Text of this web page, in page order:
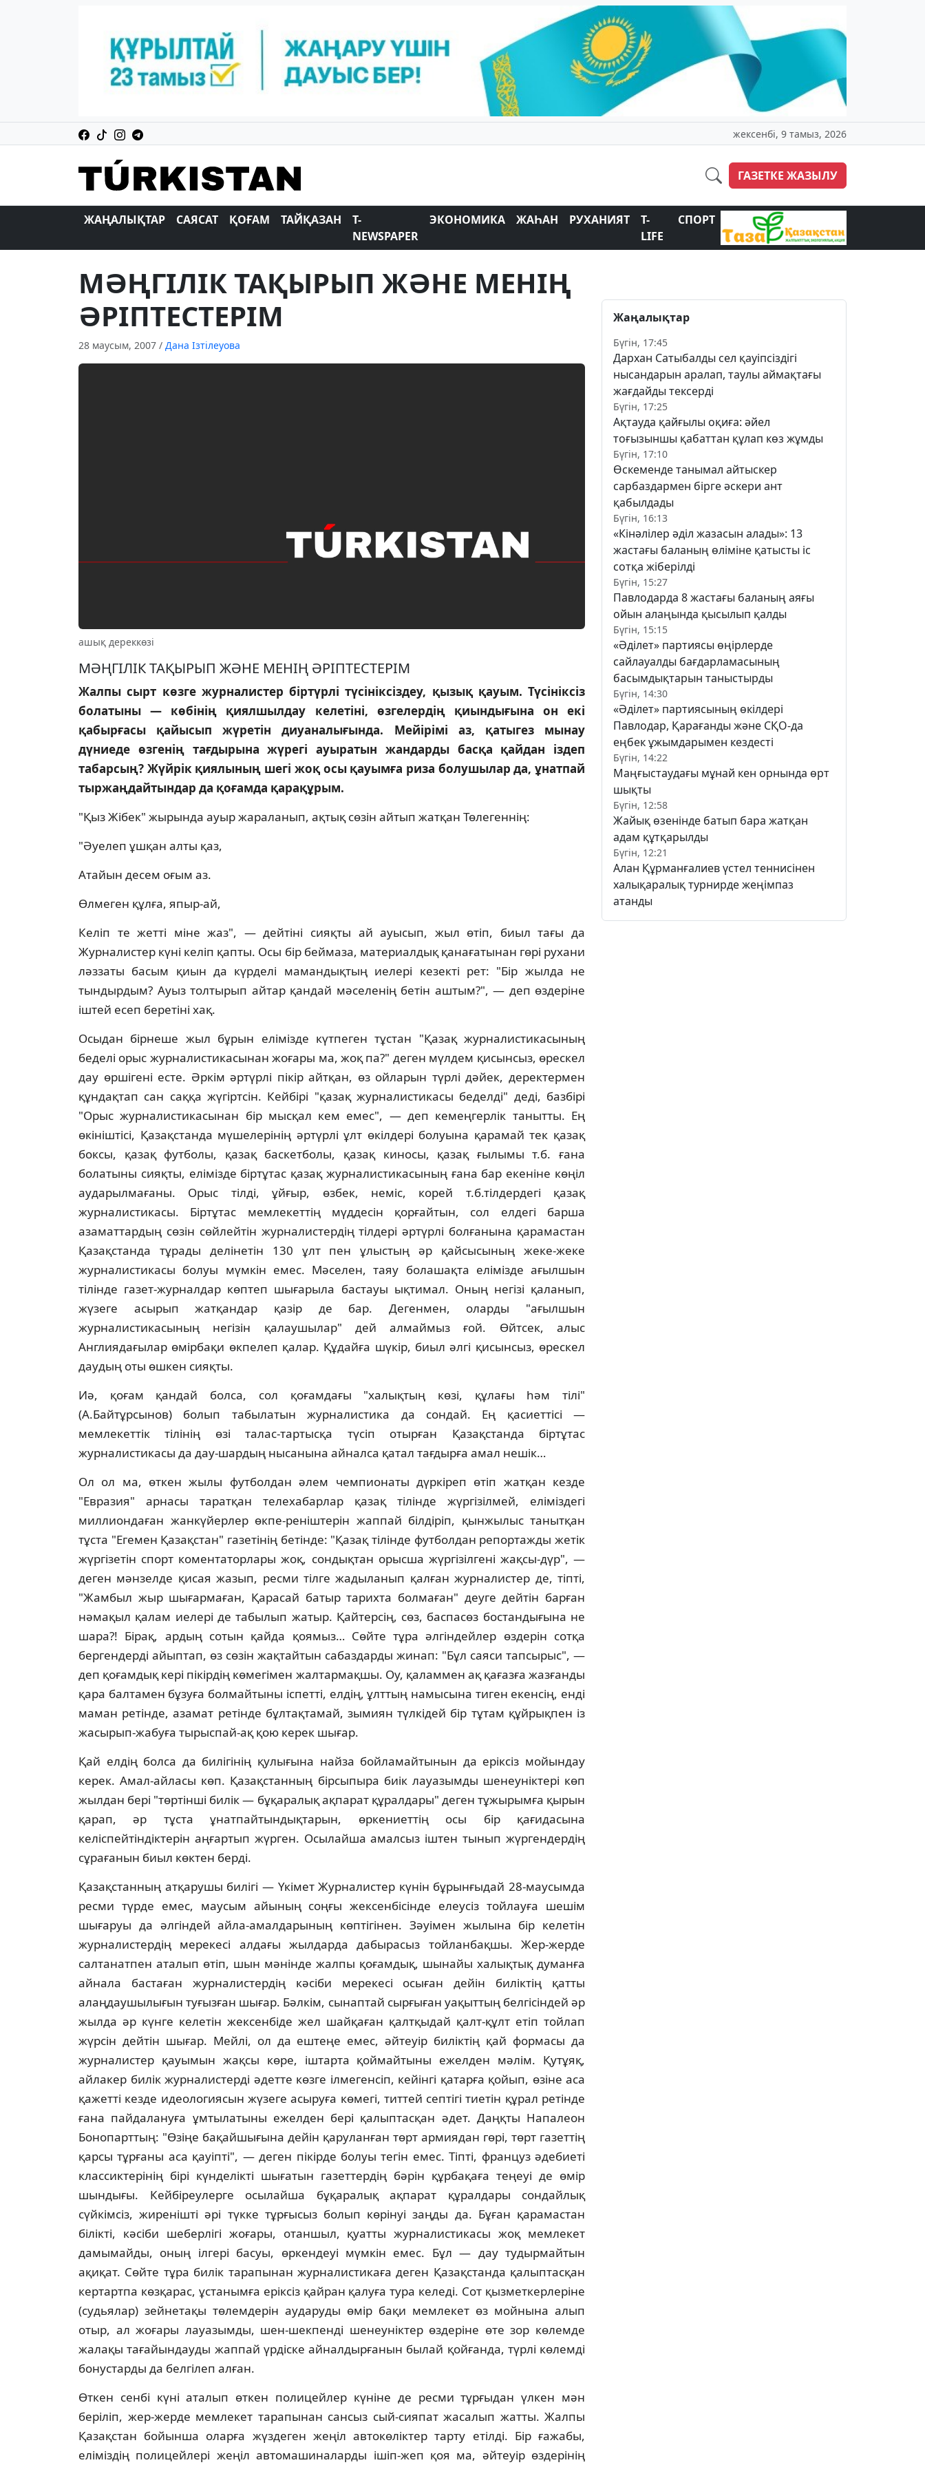
жексенбі, 9 тамыз, 2026
ГАЗЕТКЕ ЖАЗЫЛУ
ЖАҢАЛЫҚТАР САЯСАТ ҚОҒАМ ТАЙҚАЗАН
T-
NEWSPAPER
ЭКОНОМИКА ЖАҺАН РУХАНИЯТ
T-
LIFE
СПОРТ
МӘҢГIЛIК ТАҚЫРЫП ЖӘНЕ МЕНIҢ
ӘРIПТЕСТЕРIМ
28 маусым, 2007 / Дана Ізтілеуова
ашық дереккөзі
МӘҢГIЛIК ТАҚЫРЫП ЖӘНЕ МЕНIҢ ӘРIПТЕСТЕРIМ
Жалпы сырт көзге журналистер бiртүрлi түсiнiксiздеу, қызық қауым. Түсiнiксiз
болатыны — көбiнiң қиялшылдау келетiнi, өзгелердiң қиындығына он екi
қабырғасы қайысып жүретiн диуаналығында. Мейiрiмi аз, қатыгез мынау
дүниеде өзгенiң тағдырына жүрегi ауыратын жандарды басқа қайдан iздеп
табарсың? Жүйрiк қиялының шегi жоқ осы қауымға риза болушылар да, ұнатпай
тыржаңдайтындар да қоғамда қарақұрым.
"Қыз Жiбек" жырында ауыр жараланып, ақтық сөзiн айтып жатқан Төлегеннiң:
"Әуелеп ұшқан алты қаз,
Атайын десем оғым аз.
Өлмеген құлға, япыр-ай,
Келiп те жеттi мiне жаз", — дейтiнi сияқты ай ауысып, жыл өтiп, биыл тағы да
Журналистер күнi келiп қапты. Осы бiр беймаза, материалдық қанағатынан гөрi рухани
ләззаты басым қиын да күрделi мамандықтың иелерi кезектi рет: "Бiр жылда не
тындырдым? Ауыз толтырып айтар қандай мәселенiң бетiн аштым?", — деп өздерiне
iштей есеп беретiнi хақ.
Осыдан бiрнеше жыл бұрын елiмiзде күтпеген тұстан "Қазақ журналистикасының
беделi орыс журналистикасынан жоғары ма, жоқ па?" деген мүлдем қисынсыз, өрескел
дау өршiгенi есте. Әркiм әртүрлi пiкiр айтқан, өз ойларын түрлi дәйек, деректермен
құндақтап сан саққа жүгiртсiн. Кейбiрi "қазақ журналистикасы беделдi" дедi, базбiрi
"Орыс журналистикасынан бiр мысқал кем емес", — деп кемеңгерлiк танытты. Ең
өкiнiштiсi, Қазақстанда мүшелерiнiң әртүрлi ұлт өкiлдерi болуына қарамай тек қазақ
боксы, қазақ футболы, қазақ баскетболы, қазақ киносы, қазақ ғылымы т.б. ғана
болатыны сияқты, елiмiзде бiртұтас қазақ журналистикасының ғана бар екенiне көңiл
аударылмағаны. Орыс тiлдi, ұйғыр, өзбек, немiс, корей т.б.тiлдердегi қазақ
журналистикасы. Бiртұтас мемлекеттiң мүддесiн қорғайтын, сол елдегi барша
азаматтардың сөзiн сөйлейтiн журналистердiң тiлдерi әртүрлi болғанына қарамастан
Қазақстанда тұрады делiнетiн 130 ұлт пен ұлыстың әр қайсысының жеке-жеке
журналистикасы болуы мүмкiн емес. Мәселен, таяу болашақта елiмiзде ағылшын
тiлiнде газет-журналдар көптеп шығарыла бастауы ықтимал. Оның негiзi қаланып,
жүзеге асырып жатқандар қазiр де бар. Дегенмен, оларды "ағылшын
журналистикасының негiзiн қалаушылар" дей алмаймыз ғой. Өйтсек, алыс
Англиядағылар өмiрбақи өкпелеп қалар. Құдайға шүкiр, биыл әлгi қисынсыз, өрескел
даудың оты өшкен сияқты.
Иә, қоғам қандай болса, сол қоғамдағы "халықтың көзi, құлағы һәм тiлi"
(А.Байтұрсынов) болып табылатын журналистика да сондай. Ең қасиеттiсi —
мемлекеттiк тiлiнiң өзi талас-тартысқа түсiп отырған Қазақстанда бiртұтас
журналистикасы да дау-шардың нысанына айналса қатал тағдырға амал нешiк…
Ол ол ма, өткен жылы футболдан әлем чемпионаты дүркiреп өтiп жатқан кезде
"Евразия" арнасы таратқан телехабарлар қазақ тiлiнде жүргiзiлмей, елiмiздегi
миллиондаған жанкүйерлер өкпе-ренiштерiн жаппай бiлдiрiп, қынжылыс танытқан
тұста "Егемен Қазақстан" газетiнiң бетiнде: "Қазақ тiлiнде футболдан репортажды жетiк
жүргiзетiн спорт коментаторлары жоқ, сондықтан орысша жүргiзiлгенi жақсы-дүр", —
деген мәнзелде қисая жазып, ресми тiлге жадыланып қалған журналистер де, тiптi,
"Жамбыл жыр шығармаған, Қарасай батыр тарихта болмаған" деуге дейтiн барған
нәмақыл қалам иелерi де табылып жатыр. Қайтерсiң, сөз, баспасөз бостандығына не
шара?! Бiрақ, ардың сотын қайда қоямыз… Сөйте тұра әлгiндейлер өздерiн сотқа
бергендердi айыптап, өз сөзiн жақтайтын сабаздарды жинап: "Бұл саяси тапсырыс", —
деп қоғамдық керi пiкiрдiң көмегiмен жалтармақшы. Оу, қаламмен ақ қағазға жазғанды
қара балтамен бұзуға болмайтыны iспеттi, елдiң, ұлттың намысына тиген екенсiң, ендi
маман ретiнде, азамат ретiнде бұлтақтамай, зымиян түлкiдей бiр тұтам құйрықпен iз
жасырып-жабуға тырыспай-ақ қою керек шығар.
Қай елдiң болса да билiгiнiң қулығына найза бойламайтынын да ерiксiз мойындау
керек. Амал-айласы көп. Қазақстанның бiрсыпыра биiк лауазымды шенеунiктерi көп
жылдан берi "төртiншi билiк — бұқаралық ақпарат құралдары" деген тұжырымға қырын
қарап, әр тұста ұнатпайтындықтарын, өркениеттiң осы бiр қағидасына
келiспейтiндiктерiн аңғартып жүрген. Осылайша амалсыз iштен тынып жүргендердiң
сұрағанын биыл көктен бердi.
Қазақстанның атқарушы билiгi — Үкiмет Журналистер күнiн бұрынғыдай 28-маусымда
ресми түрде емес, маусым айының соңғы жексенбiсiнде елеусiз тойлауға шешiм
шығаруы да әлгiндей айла-амалдарының көптiгiнен. Зәуiмен жылына бiр келетiн
журналистердiң мерекесi алдағы жылдарда дабырасыз тойланбақшы. Жер-жерде
салтанатпен аталып өтiп, шын мәнiнде жалпы қоғамдық, шынайы халықтық думанға
айнала бастаған журналистердiң кәсiби мерекесi осыған дейiн билiктiң қатты
алаңдаушылығын туғызған шығар. Бәлкiм, сынаптай сырғыған уақыттың белгiсiндей әр
жылда әр күнге келетiн жексенбiде жел шайқаған қалтқыдай қалт-құлт етiп тойлап
жүрсiн дейтiн шығар. Мейлi, ол да ештеңе емес, әйтеуiр билiктiң қай формасы да
журналистер қауымын жақсы көре, iштарта қоймайтыны ежелден мәлiм. Қутұяқ,
айлакер билiк журналистердi әдетте көзге iлмегенсiп, кейiнгi қатарға қойып, өзiне аса
қажеттi кезде идеологиясын жүзеге асыруға көмегi, титтей септiгi тиетiн құрал ретiнде
ғана пайдалануға ұмтылатыны ежелден берi қалыптасқан әдет. Даңқты Напалеон
Бонопарттың: "Өзiңе бақайшығына дейiн қаруланған төрт армиядан гөрi, төрт газеттiң
қарсы тұрғаны аса қауiптi", — деген пiкiрде болуы тегiн емес. Тiптi, француз әдебиетi
классиктерiнiң бiрi күнделiктi шығатын газеттердiң бәрiн құрбақаға теңеуi де өмiр
шындығы. Кейбiреулерге осылайша бұқаралық ақпарат құралдары сондайлық
сүйкiмсiз, жиренiштi әрi түкке тұрғысыз болып көрiнуi заңды да. Бұған қарамастан
бiлiктi, кәсiби шеберлiгi жоғары, отаншыл, қуатты журналистикасы жоқ мемлекет
дамымайды, оның iлгерi басуы, өркендеуi мүмкiн емес. Бұл — дау тудырмайтын
ақиқат. Сөйте тұра билiк тарапынан журналистикаға деген Қазақстанда қалыптасқан
кертартпа көзқарас, ұстанымға ерiксiз қайран қалуға тура келедi. Сот қызметкерлерiне
(судьялар) зейнетақы төлемдерiн аударуды өмiр бақи мемлекет өз мойнына алып
отыр, ал жоғары лауазымды, шен-шекпендi шенеунiктер өздерiне өте зор көлемде
жалақы тағайындауды жаппай үрдiске айналдырғанын былай қойғанда, түрлi көлемдi
бонустарды да белгiлеп алған.
Өткен сенбi күнi аталып өткен полицейлер күнiне де ресми тұрғыдан үлкен мән
берiлiп, жер-жерде мемлекет тарапынан сансыз сый-сияпат жасалып жатты. Жалпы
Қазақстан бойынша оларға жүздеген жеңiл автокөлiктер тарту етiлдi. Бiр ғажабы,
елiмiздiң полицейлерi жеңiл автомашиналарды iшiп-жеп қоя ма, әйтеуiр өздерiнiң
Жаңалықтар
Бүгін, 17:45
Дархан Сатыбалды сел қауіпсіздігі
нысандарын аралап, таулы аймақтағы
жағдайды тексерді
Бүгін, 17:25
Ақтауда қайғылы оқиға: әйел
тоғызыншы қабаттан құлап көз жұмды
Бүгін, 17:10
Өскеменде танымал айтыскер
сарбаздармен бірге әскери ант
қабылдады
Бүгін, 16:13
«Кінәлілер әділ жазасын алады»: 13
жастағы баланың өліміне қатысты іс
сотқа жіберілді
Бүгін, 15:27
Павлодарда 8 жастағы баланың аяғы
ойын алаңында қысылып қалды
Бүгін, 15:15
«Әділет» партиясы өңірлерде
сайлауалды бағдарламасының
басымдықтарын таныстырды
Бүгін, 14:30
«Әділет» партиясының өкілдері
Павлодар, Қарағанды және СҚО-да
еңбек ұжымдарымен кездесті
Бүгін, 14:22
Маңғыстаудағы мұнай кен орнында өрт
шықты
Бүгін, 12:58
Жайық өзенінде батып бара жатқан
адам құтқарылды
Бүгін, 12:21
Алан Құрманғалиев үстел теннисінен
халықаралық турнирде жеңімпаз
атанды